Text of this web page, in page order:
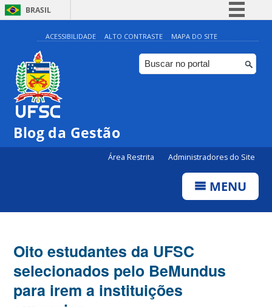
BRASIL
Simplifique!
Comunica BR
Participe
ACESSIBILIDADE ALTO CONTRASTE MAPA DO SITE
Blog da Gestão
Área Restrita Administradores do Site
MENU
Oito estudantes da UFSC
selecionados pelo BeMundus
para irem a instituições